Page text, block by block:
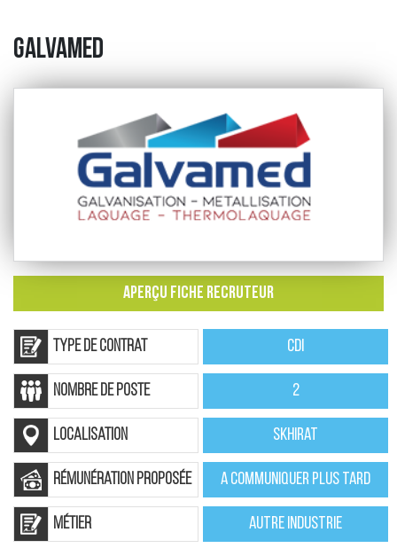
GALVAMED
APERÇU FICHE RECRUTEUR
Type de contrat CDI
nombre de poste 2
localisation Skhirat
rémunération proposée A communiquer plus tard
Métier Autre Industrie